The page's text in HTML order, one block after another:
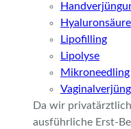
Lipofilling
Lipolyse
Mikroneedling
Da wir
ausführliche Erst-